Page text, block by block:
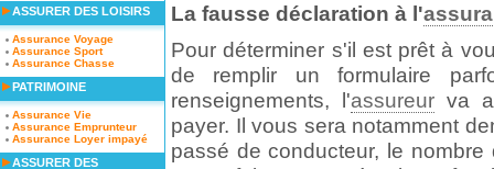
La fausse déclaration à l'
Pour déterminer s'il est prêt à
de remplir un formulaire
renseignements, l'assureur va
payer. Il vous sera notamment
passé de conducteur, le
ASSURER DES LOISIRS
Assurance Voyage
Assurance Sport
Assurance Chasse
PATRIMOINE
Assurance Vie
Assurance Emprunteur
Assurance Loyer impayé
ASSURER DES